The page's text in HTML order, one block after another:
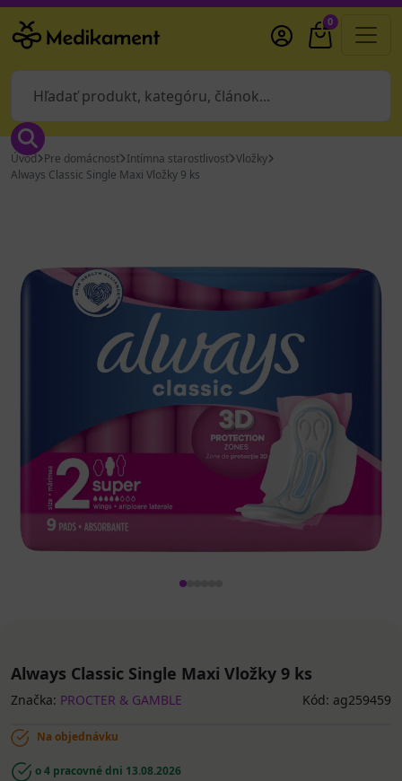
0
Úvod Pre domácnosť Intímna starostlivosť Vložky
Always Classic Single Maxi Vložky 9 ks
Always Classic Single Maxi Vložky 9 ks
Značka: PROCTER & GAMBLE Kód: ag259459
Na objednávku
o 4 pracovné dni 13.08.2026